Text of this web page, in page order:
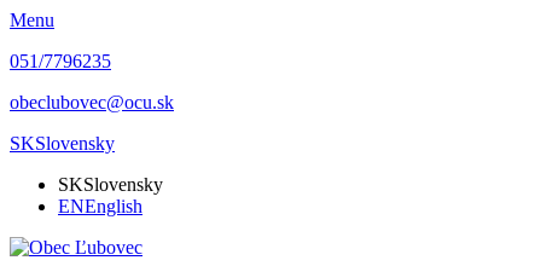
Menu
051/7796235
obeclubovec@ocu.sk
SKSlovensky
SKSlovensky
ENEnglish